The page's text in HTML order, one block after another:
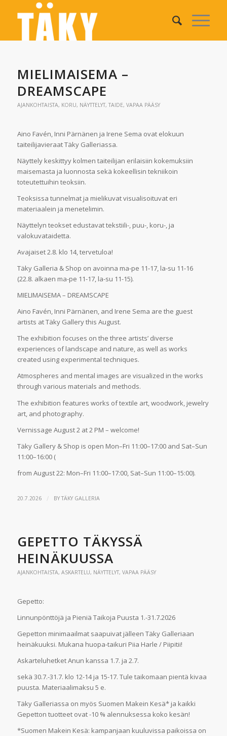
MIELIMAISEMA –
DREAMSCAPE
AJANKOHTAISTA, KORU, NÄYTTELYT, TAIDE, VAPAA PÄÄSY
Aino Favén, Inni Pärnänen ja Irene Sema ovat elokuun
taiteilijavieraat Täky Galleriassa.
Näyttely keskittyy kolmen taiteilijan erilaisiin kokemuksiin
maisemasta ja luonnosta sekä kokeellisin tekniikoin
toteutettuihin teoksiin.
Teoksissa tunnelmat ja mielikuvat visualisoituvat eri
materiaalein ja menetelimin.
Näyttelyn teokset edustavat tekstiili-, puu-, koru-, ja
valokuvataidetta.
Avajaiset 2.8. klo 14, tervetuloa!
Täky Galleria & Shop on avoinna ma-pe 11-17, la-su 11-16
(22.8. alkaen ma-pe 11-17, la-su 11-15).
MIELIMAISEMA – DREAMSCAPE
Aino Favén, Inni Pärnänen, and Irene Sema are the guest
artists at Täky Gallery this August.
The exhibition focuses on the three artists’ diverse
experiences of landscape and nature, as well as works
created using experimental techniques.
Atmospheres and mental images are visualized in the works
through various materials and methods.
The exhibition features works of textile art, woodwork, jewelry
art, and photography.
Vernissage August 2 at 2 PM – welcome!
Täky Gallery & Shop is open Mon–Fri 11:00–17:00 and Sat–Sun
11:00–16:00 (
from August 22: Mon–Fri 11:00–17:00, Sat–Sun 11:00–15:00).
20.7.2026 / BYTÄKY GALLERIA
GEPETTO TÄKYSSÄ
HEINÄKUUSSA
AJANKOHTAISTA, ASKARTELU, NÄYTTELYT, VAPAA PÄÄSY
Gepetto:
Linnunpönttöjä ja Pieniä Taikoja Puusta 1.-31.7.2026
Gepetton minimaailmat saapuivat jälleen Täky Galleriaan
heinäkuuksi. Mukana huopa-taikuri Piia Harle / Piipitii!
Askarteluhetket Anun kanssa 1.7. ja 2.7.
sekä 30.7.-31.7. klo 12-14 ja 15-17. Tule taikomaan pientä kivaa
puusta. Materiaalimaksu 5 e.
Täky Galleriassa on myös Suomen Makein Kesä* ja kaikki
Gepetton tuotteet ovat -10 % alennuksessa koko kesän!
*Suomen Makein Kesä: kampanjaan kuuluvissa paikoissa on